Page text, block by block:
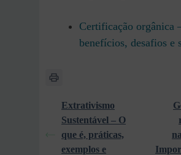
Certificação orgânica
benefícios, desafios e
Extrativismo
Sustentável – O
que é, práticas,
exemplos e